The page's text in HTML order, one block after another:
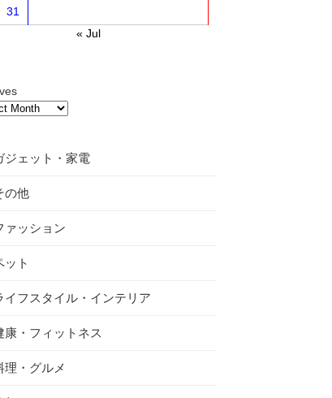
31
« Jul
ジェット・家電
の他
ァッション
ット
イフスタイル・インテリア
康・フィットネス
理・グルメ